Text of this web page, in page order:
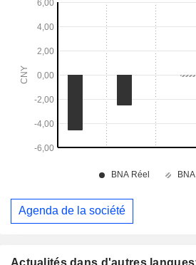
Actualités dans d'autres
Agenda de la société